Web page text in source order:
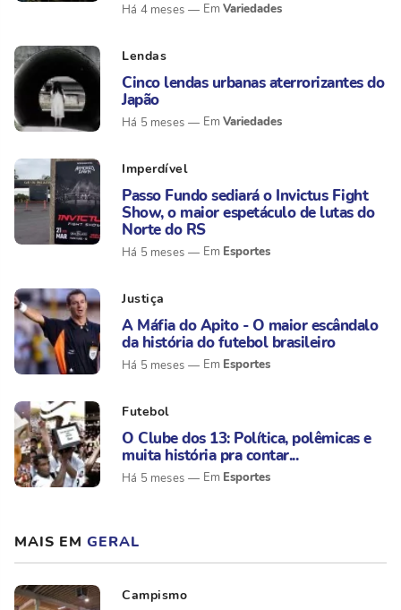
Há 4 meses Variedades
Lendas
Cinco lendas urbanas aterrorizantes do
Japão
Há 5 meses Variedades
Imperdível
Passo Fundo sediará o Invictus Fight
Show, o maior espetáculo de lutas do
Norte do RS
Há 5 meses Esportes
Justiça
A Máfia do Apito - O maior escândalo
da história do futebol brasileiro
Há 5 meses Esportes
Futebol
O Clube dos 13: Política, polêmicas e
muita história pra contar...
Há 5 meses Esportes
MAIS EM GERAL
Campismo